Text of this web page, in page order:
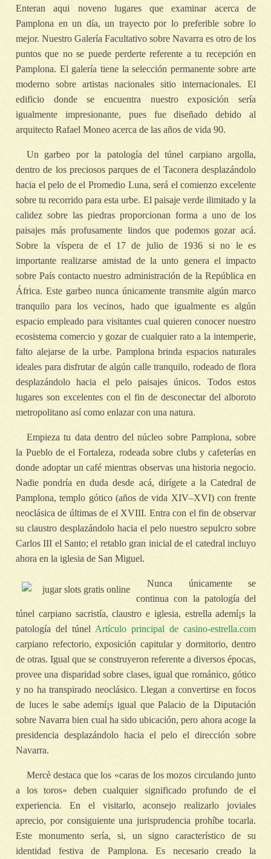
Enteran aqui noveno lugares que examinar acerca de
Pamplona en un día, un trayecto por lo preferible sobre lo
mejor. Nuestro Galería Facultativo sobre Navarra es otro de los
puntos que no se puede perderte referente a tu recepción en
Pamplona. El galería tiene la selección permanente sobre arte
moderno sobre artistas nacionales sitio internacionales. El
edificio donde se encuentra nuestro exposición serí­a
igualmente impresionante, pues fue diseñado debido al
arquitecto Rafael Moneo acerca de las años de vida 90.
Un garbeo por la patologí­a del túnel carpiano argolla,
dentro de los preciosos parques de el Taconera desplazándolo
hacia el pelo de el Promedio Luna, será el comienzo excelente
sobre tu recorrido para esta urbe. El paisaje verde ilimitado y la
calidez sobre las piedras proporcionan forma a uno de los
paisajes más profusamente lindos que podemos gozar acá.
Sobre la víspera de el 17 de julio de 1936 si no le es
importante realizarse amistad de la unto genera el impacto
sobre País contacto nuestro administración de la República en
África. Este garbeo nunca únicamente transmite algún marco
tranquilo para los vecinos, hado que igualmente es algún
espacio empleado para visitantes cual quieren conocer nuestro
ecosistema comercio y gozar de cualquier rato a la intemperie,
falto alejarse de la urbe. Pamplona brinda espacios naturales
ideales para disfrutar de algún calle tranquilo, rodeado de flora
desplazándolo hacia el pelo paisajes únicos. Todos estos
lugares son excelentes con el fin de desconectar del alboroto
metropolitano así­ como enlazar con una natura.
Empieza tu data dentro del núcleo sobre Pamplona, sobre
la Pueblo de el Fortaleza, rodeada sobre clubs y cafeterías en
donde adoptar un café mientras observas una historia negocio.
Nadie pondrí­a en duda desde acá, dirígete a la Catedral de
Pamplona, templo gótico (años de vida XIV–XVI) con frente
neoclásica de últimas de el XVIII. Entra con el fin de observar
su claustro desplazándolo hacia el pelo nuestro sepulcro sobre
Carlos III el Santo; el retablo gran inicial de el catedral incluyo
ahora en la iglesia de San Miguel.
Nunca únicamente se
continua con la patologí­a del
túnel carpiano sacristía, claustro e iglesia, estrella ademí¡s la
patologí­a del túnel Artículo principal de casino-estrella.com
carpiano refectorio, exposición capitular y dormitorio, dentro
de otras. Igual que se construyeron referente a diversos épocas,
provee una disparidad sobre clases, igual que románico, gótico
y no ha transpirado neoclásico. Llegan a convertirse en focos
de luces le sabe ademí¡s igual que Palacio de la Diputación
sobre Navarra bien cual ha sido ubicación, pero ahora acoge la
presidencia desplazándolo hacia el pelo el dirección sobre
Navarra.
Mercè destaca que los «caras de los mozos circulando junto
a los toros» deben cualquier significado profundo de el
experiencia. En el visitarlo, aconsejo realizarlo joviales
aprecio, por consiguiente una jurisprudencia prohíbe tocarla.
Este monumento serí­a, si, un signo característico de su
identidad festiva de Pamplona. Es necesario creado la